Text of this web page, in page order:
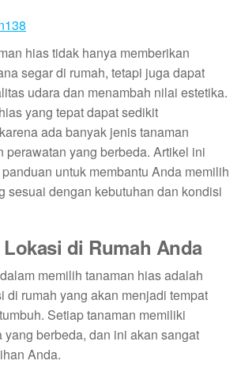
hias tidak hanya memberikan
segar di rumah, tetapi juga dapat
udara dan menambah nilai estetika.
yang tepat dapat sedikit
ada banyak jenis tanaman
perawatan yang berbeda. Artikel ini
untuk membantu Anda memilih
sesuai dengan kebutuhan dan kondisi
di Rumah Anda
memilih tanaman hias adalah
di rumah yang akan menjadi tempat
Setiap tanaman memiliki
yang berbeda, dan ini akan sangat
Anda.